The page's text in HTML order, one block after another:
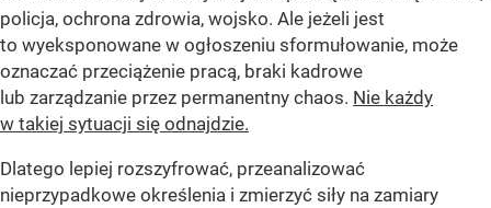
policja, ochrona zdrowia, wojsko. Ale jeżeli jest
to wyeksponowane w ogłoszeniu sformułowanie, może
oznaczać przeciążenie pracą, braki kadrowe
lub zarządzanie przez permanentny chaos. Nie każdy
w takiej sytuacji się odnajdzie.
Dlatego lepiej rozszyfrować, przeanalizować
nieprzypadkowe określenia i zmierzyć siły na zamiary